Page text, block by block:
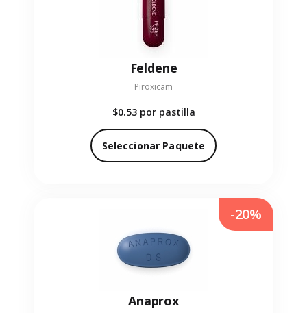
Feldene
Piroxicam
$0.53 por pastilla
Seleccionar Paquete
Anaprox
-20%